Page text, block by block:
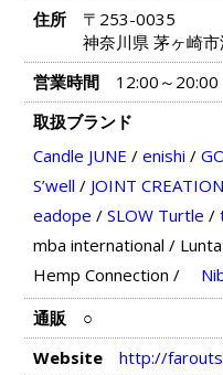
住所
〒253-0035
神奈川県 茅ヶ崎
営業時間
12:00～20:00
取扱ブランド
Candle JUNE / enishi /
S’well / JOINT CREATION
eadope / SLOW Turtle /
mba international /
Hemp Connection /
通販
○
Website
http://